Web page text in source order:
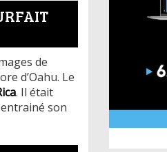
de
d’Oahu. Le
. Il était
son